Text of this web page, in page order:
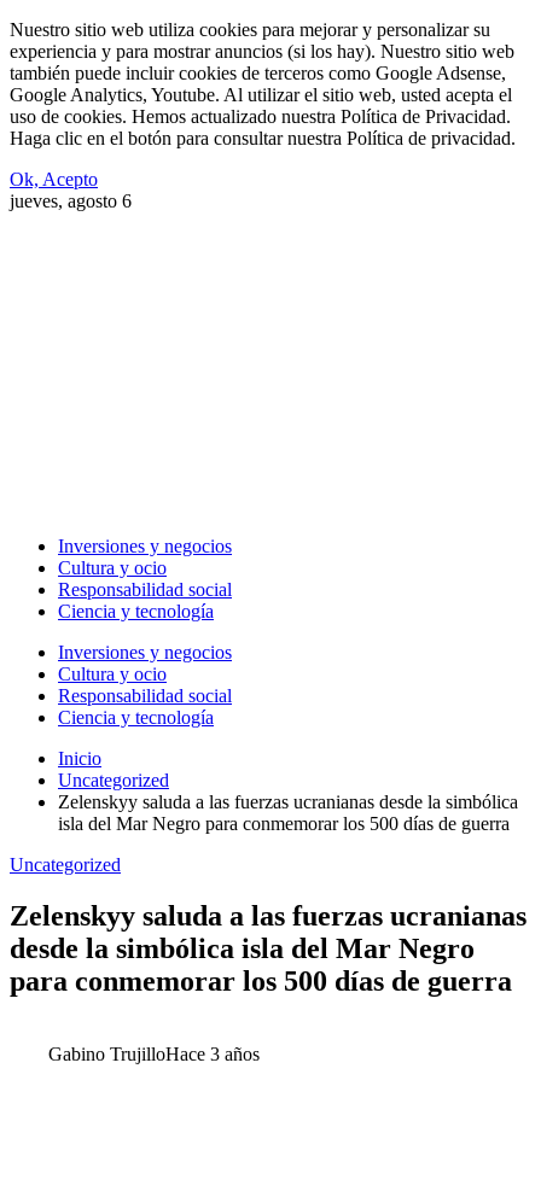
Nuestro sitio web utiliza cookies para mejorar y personalizar su
experiencia y para mostrar anuncios (si los hay). Nuestro sitio web
también puede incluir cookies de terceros como Google Adsense,
Google Analytics, Youtube. Al utilizar el sitio web, usted acepta el
uso de cookies. Hemos actualizado nuestra Política de Privacidad.
Haga clic en el botón para consultar nuestra Política de privacidad.
Ok, Acepto
jueves, agosto 6
Inversiones y negocios
Cultura y ocio
Responsabilidad social
Ciencia y tecnología
Inversiones y negocios
Cultura y ocio
Responsabilidad social
Ciencia y tecnología
Inicio
Uncategorized
Zelenskyy saluda a las fuerzas ucranianas desde la simbólica
isla del Mar Negro para conmemorar los 500 días de guerra
Uncategorized
Zelenskyy saluda a las fuerzas ucranianas
desde la simbólica isla del Mar Negro
para conmemorar los 500 días de guerra
Gabino TrujilloHace 3 años